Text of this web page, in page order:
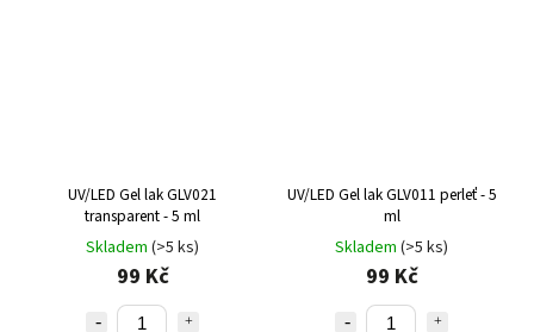
UV/LED Gel lak GLV021
transparent - 5 ml
Skladem (>5 ks)
99 Kč
UV/LED Gel lak GLV011 perleť - 5
ml
Skladem (>5 ks)
99 Kč